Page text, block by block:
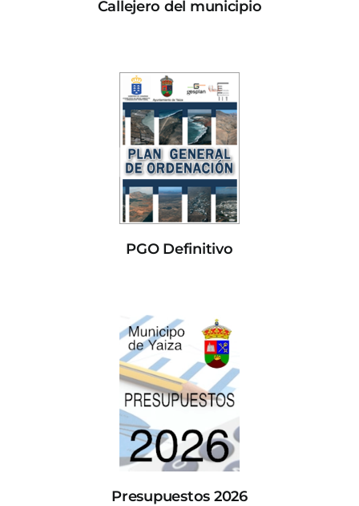
Callejero del municipio
PGO Definitivo
Presupuestos 2026